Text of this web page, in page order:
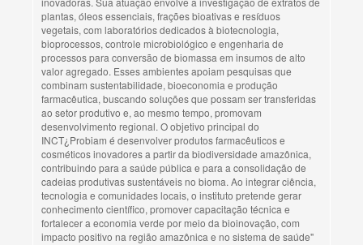
plantas, óleos essenciais, frações bioativas e resíduos
vegetais, com laboratórios dedicados à biotecnologia,
bioprocessos, controle microbiológico e engenharia de
processos para conversão de biomassa em insumos de alto
valor agregado. Esses ambientes apoiam pesquisas que
combinam sustentabilidade, bioeconomia e produção
farmacêutica, buscando soluções que possam ser transferidas
ao setor produtivo e, ao mesmo tempo, promovam
desenvolvimento regional. O objetivo principal do
INCT¿Probiam é desenvolver produtos farmacêuticos e
cosméticos inovadores a partir da biodiversidade amazônica,
contribuindo para a saúde pública e para a consolidação de
cadeias produtivas sustentáveis no bioma. Ao integrar ciência,
tecnologia e comunidades locais, o instituto pretende gerar
conhecimento científico, promover capacitação técnica e
fortalecer a economia verde por meio da bioinovação, com
impacto positivo na região amazônica e no sistema de saúde"